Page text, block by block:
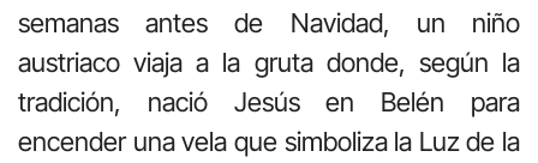
semanas antes de Navidad, un niño
austriaco viaja a la gruta donde, según la
tradición, nació Jesús en Belén para
encender una vela que simboliza la Luz de la